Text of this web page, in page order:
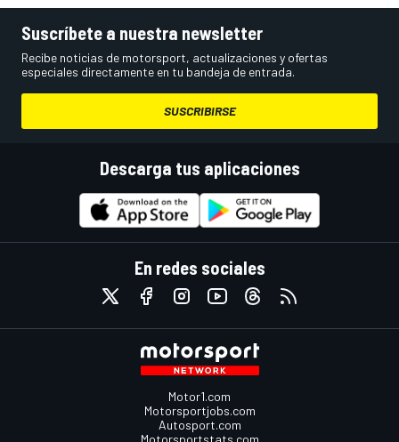
Suscríbete a nuestra newsletter
Recibe noticias de motorsport, actualizaciones y ofertas
especiales directamente en tu bandeja de entrada.
SUSCRIBIRSE
Descarga tus aplicaciones
En redes sociales
Motor1.com
Motorsportjobs.com
Autosport.com